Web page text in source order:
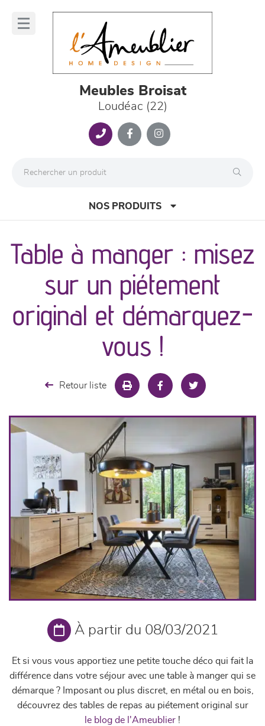
Meubles Broisat
Loudéac (22)
NOS PRODUITS
canapés et fauteuils
séjours
meubles de complément
décoration
Table à manger : misez
sur un piétement
original et démarquez-
vous !
Retour liste
À partir du 08/03/2021
Et si vous vous apportiez une petite touche déco qui fait la
différence dans votre séjour avec une table à manger qui se
démarque ? Imposant ou plus discret, en métal ou en bois,
découvrez des tables de repas au piétement original sur
le blog de l'Ameublier !